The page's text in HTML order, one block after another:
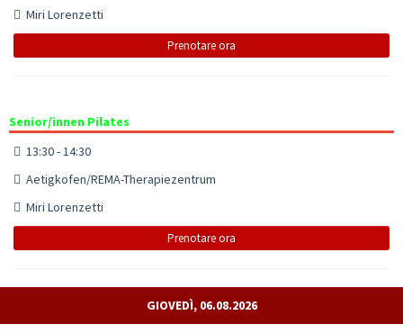
Miri Lorenzetti
Prenotare ora
Senior/innen Pilates
13:30 - 14:30
Aetigkofen/REMA-Therapiezentrum
Miri Lorenzetti
Prenotare ora
GIOVEDÌ, 06.08.2026